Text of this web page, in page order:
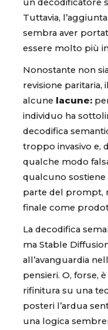
Tuttavia,
sembra aver
essere molto più
Nonostante non
revisione
alcune lacune:
individuo ha
decodifica
troppo invasivo e,
qualche modo
qualcuno sostiene
parte del prompt,
finale come
La decodifica
ma Stable
all’avanguardia
pensieri. O, forse,
rifinitura su una
posteri l’ardua
una logica